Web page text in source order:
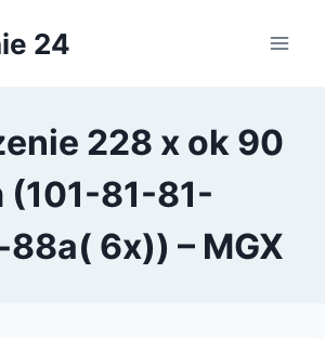
24
228 x ok 90
(101-81-81-
6x)) – MGX